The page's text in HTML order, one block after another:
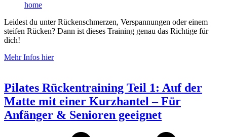
home
Leidest du unter Rückenschmerzen, Verspannungen oder einem
steifen Rücken? Dann ist dieses Training genau das Richtige für
dich!
Mehr Infos hier
Pilates Rückentraining Teil 1: Auf der
Matte mit einer Kurzhantel – Für
Anfänger & Senioren geeignet